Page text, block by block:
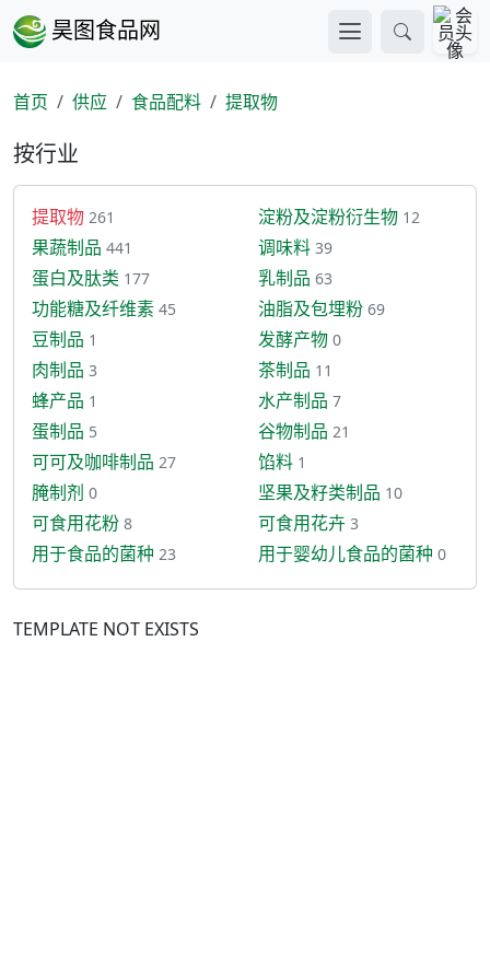
昊图食品网
首页 供应 食品配料 提取物
按行业
提取物 261 淀粉及淀粉衍生物 12
果蔬制品 441 调味料 39
蛋白及肽类 177 乳制品 63
功能糖及纤维素 45 油脂及包埋粉 69
豆制品 1 发酵产物 0
肉制品 3 茶制品 11
蜂产品 1 水产制品 7
蛋制品 5 谷物制品 21
可可及咖啡制品 27 馅料 1
腌制剂 0 坚果及籽类制品 10
可食用花粉 8 可食用花卉 3
用于食品的菌种 23 用于婴幼儿食品的菌种 0
TEMPLATE NOT EXISTS